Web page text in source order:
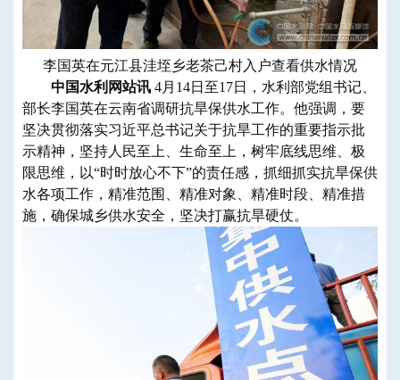
李国英在元江县洼垤乡老茶己村入户查看供水情况
中国水利网站讯 4月14日至17日，水利部党组书记、
部长李国英在云南省调研抗旱保供水工作。他强调，要
坚决贯彻落实习近平总书记关于抗旱工作的重要指示批
示精神，坚持人民至上、生命至上，树牢底线思维、极
限思维，以“时时放心不下”的责任感，抓细抓实抗旱保供
水各项工作，精准范围、精准对象、精准时段、精准措
施，确保城乡供水安全，坚决打赢抗旱硬仗。